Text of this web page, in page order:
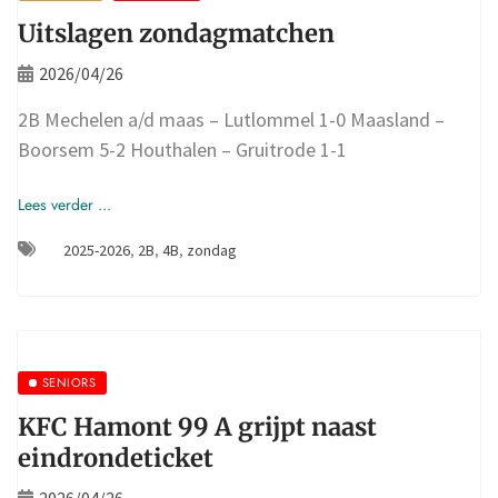
Uitslagen zondagmatchen
2026/04/26
2B Mechelen a/d maas – Lutlommel 1-0 Maasland –
Boorsem 5-2 Houthalen – Gruitrode 1-1
Lees verder ...
2025-2026, 2B, 4B, zondag
SENIORS
KFC Hamont 99 A grijpt naast
eindrondeticket